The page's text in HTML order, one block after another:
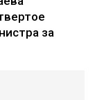
за